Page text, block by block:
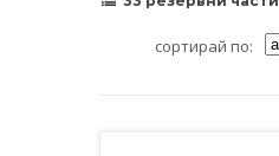
сортирай по: